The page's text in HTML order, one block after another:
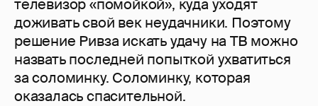
телевизор «помойкой», куда уходят
доживать свой век неудачники. Поэтому
решение Ривза искать удачу на ТВ можно
назвать последней попыткой ухватиться
за соломинку. Соломинку, которая
оказалась спасительной.